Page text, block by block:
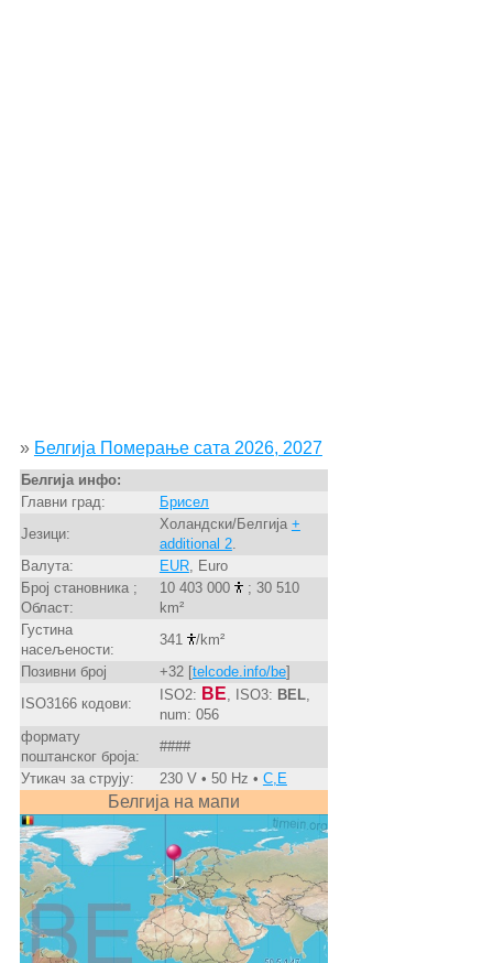
» Белгија Померање сата 2026, 2027
Белгија инфо:
Главни град:
Брисел
Језици:
Холандски/Белгија +
additional 2.
Валута:
EUR, Euro
Број становника ;
Област:
10 403 000
; 30 510
km²
Густина
насељености:
341
/km²
Позивни број
+32 [telcode.info/be]
ISO3166 кодови:
ISO2: BE , ISO3: BEL,
num: 056
формату
поштанског броја:
####
Утикач за струју:
230 V • 50 Hz • C,E
Белгија на мапи